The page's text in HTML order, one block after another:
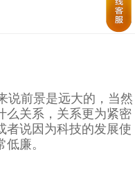
说前景是远大的，当然
么关系，关系更为紧密
者说因为科技的发展使
廉。